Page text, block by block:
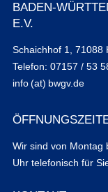
BADEN-
E.V.
Schaichhof 1, 71088
Telefon: 07157 / 53
info (at) bwgv.de
Wir sind von Montag
Uhr telefonisch für